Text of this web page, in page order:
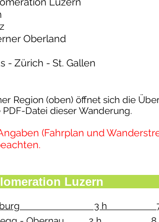
Oberland
- Zürich - St. Gallen
Region (oben) öffnet sich die
Datei dieser Wanderung.
(Fahrplan und
Agglomeration
- Seeburg 3 h 7,1